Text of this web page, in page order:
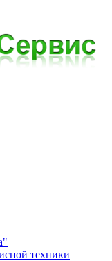
техники